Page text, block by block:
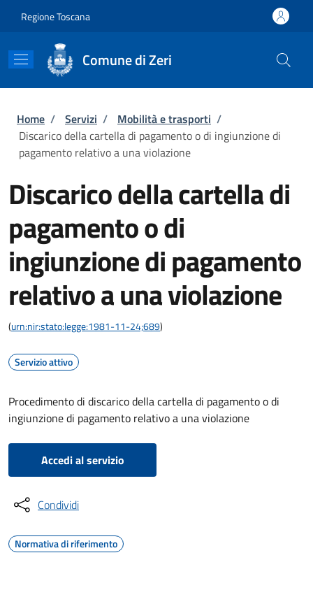
Regione Toscana
Comune di Zeri
Briciole di pane
Home / Servizi / Mobilità e trasporti /
Discarico della cartella di pagamento o di ingiunzione di
pagamento relativo a una violazione
Discarico della cartella di
pagamento o di
ingiunzione di pagamento
relativo a una violazione
(urn:nir:stato:legge:1981-11-24;689)
Servizio attivo
Procedimento di discarico della cartella di pagamento o di
ingiunzione di pagamento relativo a una violazione
Accedi al servizio
Condividi
Normativa di riferimento